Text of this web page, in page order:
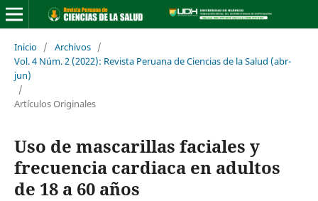
Inicio / Archivos /
Vol. 4 Núm. 2 (2022): Revista Peruana de Ciencias de la Salud (abr-
jun)
/
Artículos Originales
Uso de mascarillas faciales y
frecuencia cardiaca en adultos
de 18 a 60 años